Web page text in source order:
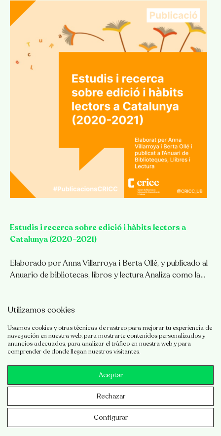
Utilizamos cookies
Usamos cookies y otras técnicas de rastreo para mejorar tu experiencia de
navegación en nuestra web, para mostrarte contenidos personalizados y
anuncios adecuados, para analizar el tráfico en nuestra web y para
comprender de donde llegan nuestros visitantes.
Aceptar
Rechazar
Configurar
Estudis i recerca sobre edició i hàbits lectors a
Catalunya (2020–2021)
Elaborado por Anna Villarroya i Berta Ollé, y publicado al
Anuario de bibliotecas, libros y lectura Analiza como la…
Ver todo
© 2026 CRICC · Aviso legal · Política de privacidad · Política
Desarrollado porLuzerta